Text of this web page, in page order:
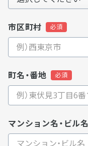
市区町村
町名・番地
マンション名・ビル名